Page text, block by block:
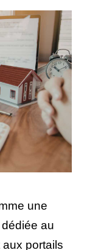
une
au
portails